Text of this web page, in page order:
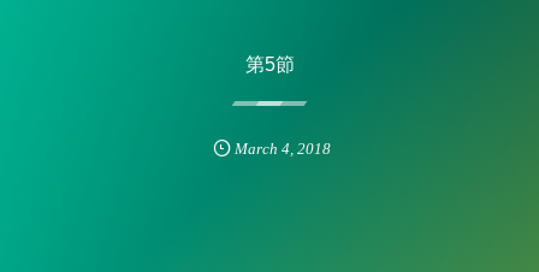
第5節
March 4, 2018